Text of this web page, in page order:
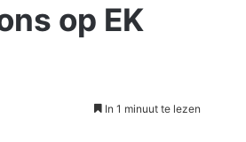
op EK
In 1 minuut te lezen